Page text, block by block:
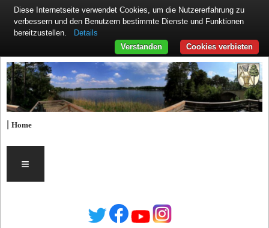
|Home
≡
Diese Internetseite verwendet Cookies, um die Nutzererfahrung zu
verbessern und den Benutzern bestimmte Dienste und Funktionen
bereitzustellen.
Details
Cookies verbieten
Verstanden